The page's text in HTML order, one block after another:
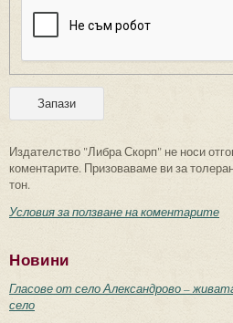
Издателство "Либра Скорп" не носи
коментарите. Призоваваме ви за
тон.
Условия за ползване на коментарите
Новини
Гласове от село Александрово –
село